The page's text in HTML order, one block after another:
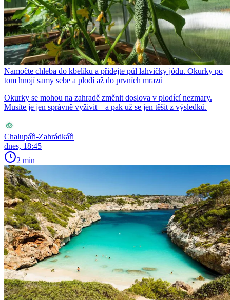
Namočte chleba do kbelíku a přidejte půl lahvičky jódu. Okurky po
tom hnojí samy sebe a plodí až do prvních mrazů
Okurky se mohou na zahradě změnit doslova v plodící nezmary.
Musíte je jen správně vyživit – a pak už se jen těšit z výsledků.
Chalupáři-Zahrádkáři
dnes, 18:45
2 min